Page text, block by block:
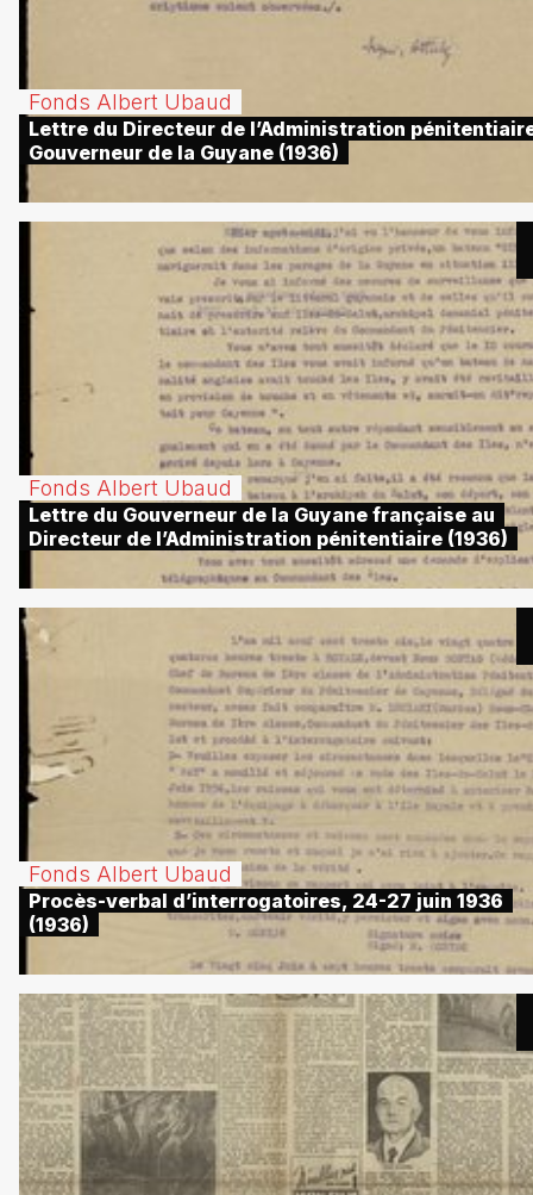
Fonds Albert Ubaud
Lettre du Directeur de l’Administration
Gouverneur de la Guyane (1936)
Fonds Albert Ubaud
Lettre du Gouverneur de la Guyane française au
Directeur de l’Administration pénitentiaire (1936)
Fonds Albert Ubaud
Procès-verbal d’interrogatoires, 24-27 juin 1936
(1936)